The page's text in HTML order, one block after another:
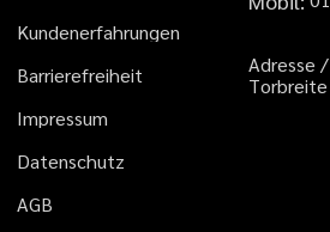
Kundenerfahrungen
Barrierefreiheit
Impressum
Datenschutz
AGB
Adresse /
Torbreite